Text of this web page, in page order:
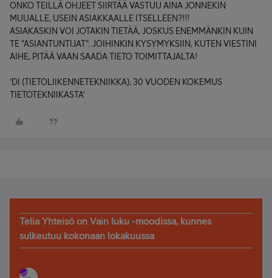
ONKO TEILLÄ OHJEET SIIRTÄÄ VASTUU AINA JONNEKIN
MUUALLE, USEIN ASIAKKAALLE ITSELLEEN?!!!
ASIAKASKIN VOI JOTAKIN TIETÄÄ, JOSKUS ENEMMÄNKIN KUIN
TE "ASIANTUNTIJAT". JOIHINKIN KYSYMYKSIIN, KUTEN VIESTINI
AIHE, PITÄÄ VAAN SAADA TIETO TOIMITTAJALTA!
'DI (TIETOLIIKENNETEKNIIKKA), 30 VUODEN KOKEMUS
TIETOTEKNIIKASTA'
Telia Yhteisö on Vain luku -moodissa, kunnes
sulkeutuu kokonaan lokakuussa